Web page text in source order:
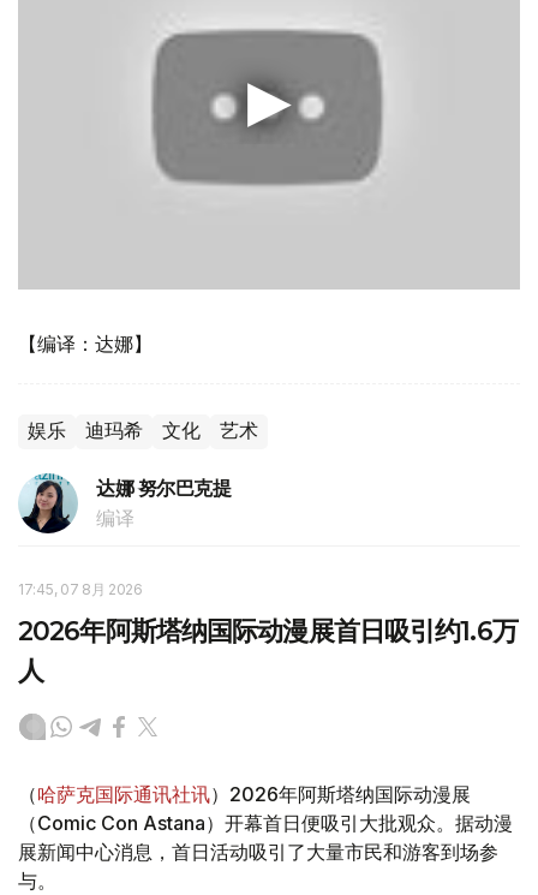
【编译：达娜】
娱乐 迪玛希 文化 艺术
达娜 努尔巴克提
编译
17:45, 07 8月 2026
2026年阿斯塔纳国际动漫展首日吸引约1.6万
人
（哈萨克国际通讯社讯）2026年阿斯塔纳国际动漫展
（Comic Con Astana）开幕首日便吸引大批观众。据动漫
展新闻中心消息，首日活动吸引了大量市民和游客到场参
与。